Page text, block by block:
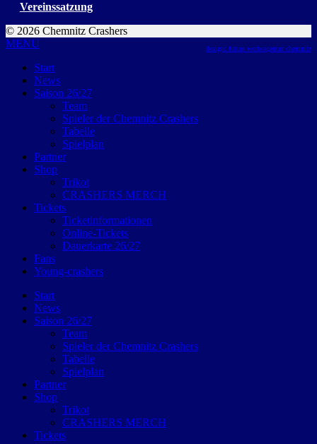
Vereinssatzung
© 2026 Chemnitz Crashers
design: future werbeagentur chemnitz
MENU
Start
News
Saison 26/27
Team
Spieler der Chemnitz Crashers
Tabelle
Spielplan
Partner
Shop
Trikot
CRASHERS MERCH
Tickets
Ticketinformationen
Online-Tickets
Dauerkarte 26/27
Fans
Young-crashers
Start
News
Saison 26/27
Team
Spieler der Chemnitz Crashers
Tabelle
Spielplan
Partner
Shop
Trikot
CRASHERS MERCH
Tickets